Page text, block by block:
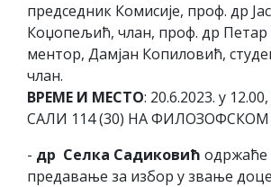
председник Комисије, проф. др
Коџопељић, члан, проф. др
ментор, Дамјан Копиловић,
члан.
ВРЕМЕ И МЕСТО: 20.6.2023. у
САЛИ 114 (30) НА
- др Селка Садиковић одржаће
предавање за избор у звање